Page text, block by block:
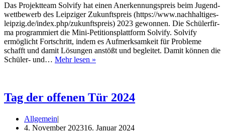
Das Pro­jekt­team Sol­vi­fy hat einen Aner­ken­nungs­preis beim Jugend­
wett­be­werb des Leip­zi­ger Zukunfts­preis (https://www.nachhaltiges-
leipzig.de/index.php/zukunftspreis) 2023 gewon­nen. Die Schü­ler­fir­
ma pro­gram­miert die Mini-Peti­­ti­ons­­plat­t­­form Sol­vi­fy. Sol­vi­fy
ermög­licht Fort­schritt, indem es Auf­merk­sam­keit für Pro­ble­me
schafft und damit Lösun­gen anstößt und beglei­tet. Damit kön­nen die
Schü­­ler- und… Mehr lesen »
Anerkennungspreis“
Tag der offenen Tür 2024
Allgemein
4. November 202316. Januar 2024